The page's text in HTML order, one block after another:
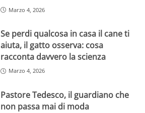
Marzo 4, 2026
Se perdi qualcosa in casa il cane ti
aiuta, il gatto osserva: cosa
racconta davvero la scienza
Marzo 4, 2026
Pastore Tedesco, il guardiano che
non passa mai di moda